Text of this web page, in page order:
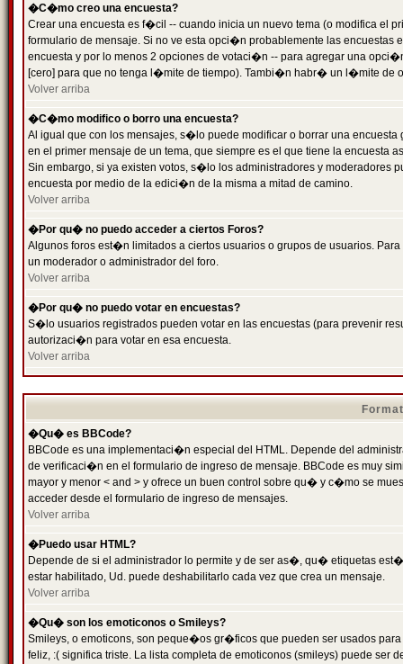
�C�mo creo una encuesta?
Crear una encuesta es f�cil -- cuando inicia un nuevo tema (o modifica el
formulario de mensaje. Si no ve esta opci�n probablemente las
encuesta y por lo menos 2 opciones de votaci�n -- para agregar una
[cero] para que no tenga l�mite de tiempo). Tambi�n habr� un l�mite de
Volver arriba
�C�mo modifico o borro una encuesta?
Al igual que con los mensajes, s�lo puede modificar o borrar una
en el primer mensaje de un tema, que siempre es el que tiene la encuesta
Sin embargo, si ya existen votos, s�lo los administradores y moderadores
encuesta por medio de la edici�n de la misma a mitad de camino.
Volver arriba
�Por qu� no puedo acceder a ciertos Foros?
Algunos foros est�n limitados a ciertos usuarios o grupos de usuarios.
un moderador o administrador del foro.
Volver arriba
�Por qu� no puedo votar en encuestas?
S�lo usuarios registrados pueden votar en las encuestas (para prevenir
autorizaci�n para votar en esa encuesta.
Volver arriba
�Qu� es BBCode?
BBCode es una implementaci�n especial del HTML. Depende del
de verificaci�n en el formulario de ingreso de mensaje. BBCode es muy
mayor y menor < and > y ofrece un buen control sobre qu� y c�mo se
acceder desde el formulario de ingreso de mensajes.
Volver arriba
�Puedo usar HTML?
Depende de si el administrador lo permite y de ser as�, qu� etiquetas
estar habilitado, Ud. puede deshabilitarlo cada vez que crea un mensaje.
Volver arriba
�Qu� son los emoticonos o Smileys?
Smileys, o emoticons, son peque�os gr�ficos que pueden ser usados
feliz, :( significa triste. La lista completa de emoticonos (smileys) puede